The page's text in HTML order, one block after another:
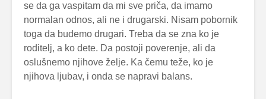
se da ga vaspitam da mi sve priča, da imamo
normalan odnos, ali ne i drugarski. Nisam pobornik
toga da budemo drugari. Treba da se zna ko je
roditelj, a ko dete. Da postoji poverenje, ali da
oslušnemo njihove želje. Ka čemu teže, ko je
njihova ljubav, i onda se napravi balans.